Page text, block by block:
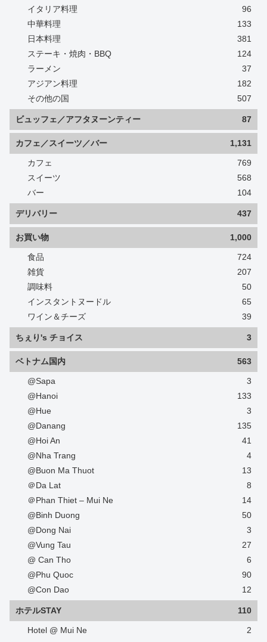
イタリア料理
96
中華料理
133
日本料理
381
ステーキ・焼肉・BBQ
124
ラーメン
37
アジアン料理
182
その他の国
507
ビュッフェ／アフタヌーンティー 87
カフェ／スイーツ／バー 1,131
カフェ
769
スイーツ
568
バー
104
デリバリー 437
お買い物 1,000
食品
724
雑貨
207
調味料
50
インスタントヌードル
65
ワイン＆チーズ
39
ちぇり's チョイス 3
ベトナム国内 563
@Sapa
3
@Hanoi
133
@Hue
3
@Danang
135
@Hoi An
41
@Nha Trang
4
@Buon Ma Thuot
13
＠Da Lat
8
＠Phan Thiet – Mui Ne
14
@Binh Duong
50
@Dong Nai
3
@Vung Tau
27
@ Can Tho
6
@Phu Quoc
90
@Con Dao
12
ホテルSTAY 110
Hotel @ Mui Ne
2